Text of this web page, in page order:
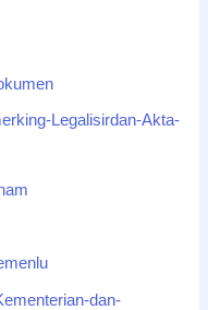
Legalisirdan-Akta-
dan-